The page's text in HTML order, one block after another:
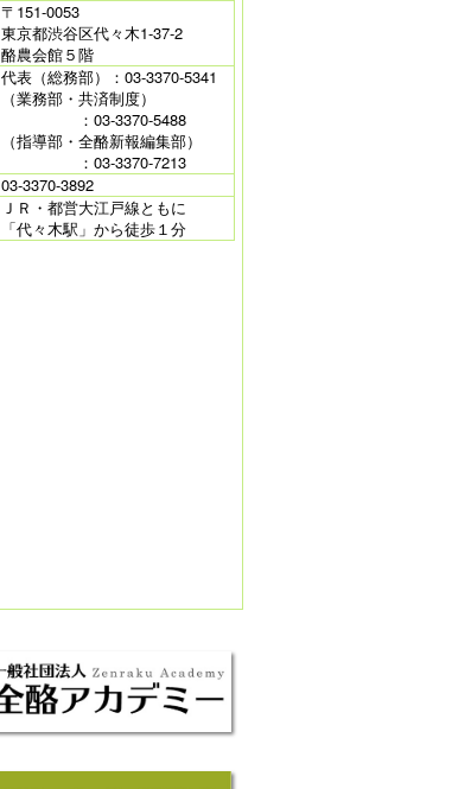
〒151-0053
東京都渋谷区代々木1-37-2
酪農会館５階
代表（総務部）：03-3370-5341
（業務部・共済制度）
：03-3370-5488
（指導部・全酪新報編集部）
：03-3370-7213
03-3370-3892
ＪＲ・都営大江戸線ともに
「代々木駅」から徒歩１分